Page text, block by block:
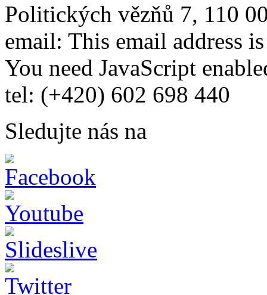
Politických vězňů 7, 110
email: This email address
You need JavaScript
tel: (+420) 602 698 440
Sledujte nás na